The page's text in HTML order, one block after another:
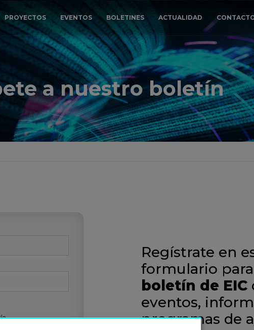
PROYECTOS EVENTOS BOLETINES ACTUALIDAD
a nuestro boletín
Regístrate en
formulario
boletín de EIC
eventos,
programas de